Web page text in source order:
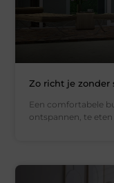
Zo richt je
Een comfortabele
ontspannen, te